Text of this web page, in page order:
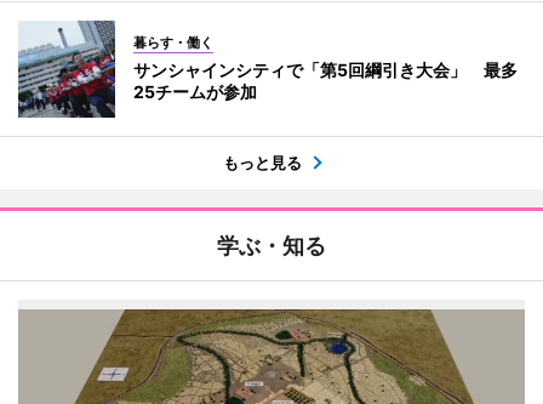
暮らす・働く
サンシャインシティで「第5回綱引き大会」 最多
25チームが参加
もっと見る
学ぶ・知る